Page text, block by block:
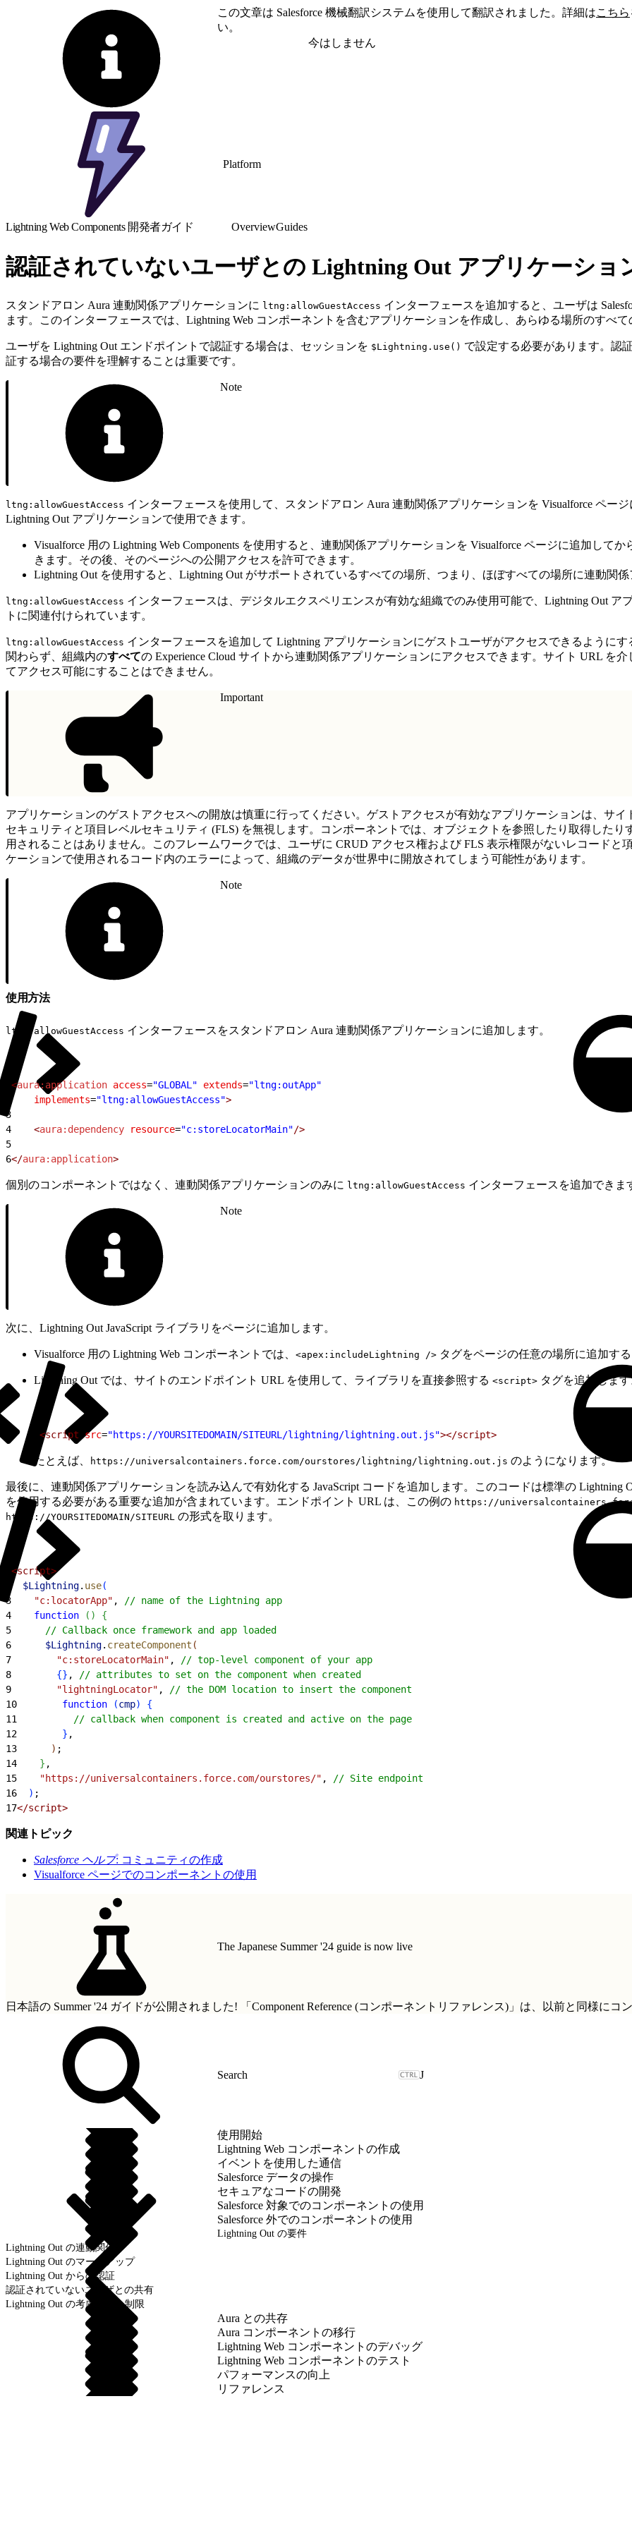
この文章は Salesforce 機械翻訳システムを使用して翻訳されました。詳細はこちら
い。
今はしません
Platform
Lightning Web Components 開発者ガイド OverviewGuides
認証されていないユーザとの Lightning Out アプリケーショ
スタンドアロン Aura 連動関係アプリケーションに ltng:allowGuestAccess インターフェースを追加すると、ユーザは
ます。このインターフェースでは、Lightning Web コンポーネントを含むアプリケーションを作成し、あらゆる場所のすべ
ユーザを Lightning Out エンドポイントで認証する場合は、セッションを $Lightning.use() で設定する必要があります。認
証する場合の要件を理解することは重要です。
Note
ltng:allowGuestAccess インターフェースを使用して、スタンドアロン Aura 連動関係アプリケーションを Visualforce ペー
Lightning Out アプリケーションで使用できます。
Visualforce 用の Lightning Web Components を使用すると、連動関係アプリケーションを Visualforce ページに追加して
きます。その後、そのページへの公開アクセスを許可できます。
Lightning Out を使用すると、Lightning Out がサポートされているすべての場所、つまり、ほぼすべての場所に連動関
ltng:allowGuestAccess インターフェースは、デジタルエクスペリエンスが有効な組織でのみ使用可能で、Lightning Out
トに関連付けられています。
ltng:allowGuestAccess インターフェースを追加して Lightning アプリケーションにゲストユーザがアクセスできるように
関わらず、組織内のすべての Experience Cloud サイトから連動関係アプリケーションにアクセスできます。サイト URL を
てアクセス可能にすることはできません。
Important
アプリケーションのゲストアクセスへの開放は慎重に行ってください。ゲストアクセスが有効なアプリケーションは、サ
セキュリティと項目レベルセキュリティ (FLS) を無視します。コンポーネントでは、オブジェクトを参照したり取得した
用されることはありません。このフレームワークでは、ユーザに CRUD アクセス権および FLS 表示権限がないレコード
ケーションで使用されるコード内のエラーによって、組織のデータが世界中に開放されてしまう可能性があります。
Note
使用方法
ltng:allowGuestAccess インターフェースをスタンドアロン Aura 連動関係アプリケーションに追加します。
<aura:application access="GLOBAL" extends="ltng:outApp"
    implements
="ltng:allowGuestAccess">
3
4
    <
aura:dependency resource="c:storeLocatorMain"/>
5
6</aura:application>
個別のコンポーネントではなく、連動関係アプリケーションのみに ltng:allowGuestAccess インターフェースを追加できま
Note
次に、Lightning Out JavaScript ライブラリをページに追加します。
Visualforce 用の Lightning Web コンポーネントでは、 <apex:includeLightning /> タグをページの任意の場所に追加す
Lightning Out では、サイトのエンドポイント URL を使用して、ライブラリを直接参照する <script> タグを追加しま
<script src="https://YOURSITEDOMAIN/SITEURL/lightning/lightning.out.js"></script>
たとえば、 https://universalcontainers.force.com/ourstores/lightning/lightning.out.js のようになります。
最後に、連動関係アプリケーションを読み込んで有効化する JavaScript コードを追加します。このコードは標準の
を使用する必要がある重要な追加が含まれています。エンドポイント URL は、この例の https://
https://YOURSITEDOMAIN/SITEURL の形式を取ります。
<script>
  $Lightning
. use(
3
    "c:locatorApp"
,
// name of the Lightning app
4
    function
( )
{
5
      // Callback once framework and app loaded
6
      $Lightning
. createComponent (
7
        "c:storeLocatorMain"
,
// top-level component of your app
8
{} ,
// attributes to set on the component when created
9
        "lightningLocator"
,
// the DOM location to insert the component
10
        function
(cmp)
{
11
          // callback when component is created and active on the page
12
} ,
13
) ;
14
} ,
15
    "https://universalcontainers.force.com/ourstores/"
,
// Site endpoint
16
) ;
17</script>
関連トピック
Salesforce ヘルプ: コミュニティの作成
Visualforce ページでのコンポーネントの使用
The Japanese Summer '24 guide is now live
日本語の Summer '24 ガイドが公開されました! 「Component Reference (コンポーネントリファレンス)」 は、以前と同様にコ
J
使用開始
Lightning Web コンポーネントの作成
イベントを使用した通信
Salesforce データの操作
セキュアなコードの開発
Salesforce 対象でのコンポーネントの使用
Salesforce 外でのコンポーネントの使用
Lightning Out の要件
Lightning Out の連動関係
Lightning Out のマークアップ
Lightning Out からの認証
認証されていないユーザとの共有
Lightning Out の考慮事項と制限
Aura との共存
Aura コンポーネントの移行
Lightning Web コンポーネントのデバッグ
Lightning Web コンポーネントのテスト
パフォーマンスの向上
リファレンス